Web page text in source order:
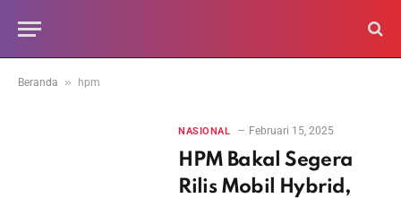
Beranda » hpm
NASIONAL Februari 15, 2025
HPM Bakal Segera
Rilis Mobil Hybrid,